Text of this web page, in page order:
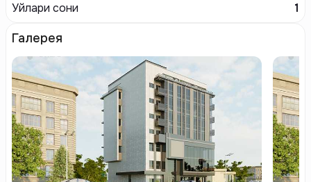
Уйлари сони
1
Галерея